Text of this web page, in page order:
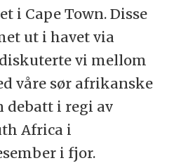
i Cape Town. Disse
ut i havet via
vi mellom
våre sør afrikanske
debatt i regi av
Africa i
i fjor.